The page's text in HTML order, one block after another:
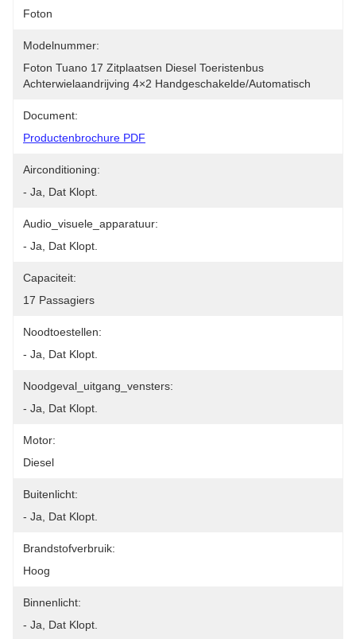
Foton
Modelnummer:
Foton Tuano 17 Zitplaatsen Diesel Toeristenbus
Achterwielaandrijving 4×2 Handgeschakelde/automatisch
Document:
Productenbrochure PDF
Airconditioning:
- Ja, Dat Klopt.
Audio_visuele_apparatuur:
- Ja, Dat Klopt.
Capaciteit:
17 Passagiers
Noodtoestellen:
- Ja, Dat Klopt.
Noodgeval_uitgang_vensters:
- Ja, Dat Klopt.
Motor:
Diesel
Buitenlicht:
- Ja, Dat Klopt.
Brandstofverbruik:
Hoog
Binnenlicht:
- Ja, Dat Klopt.